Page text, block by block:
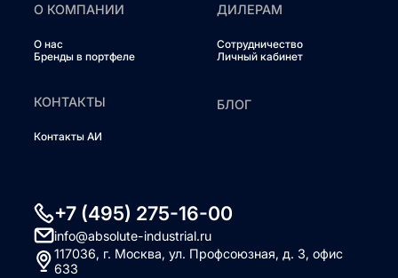
О КОМПАНИИ
О нас
Бренды в портфеле
ДИЛЕРАМ
Сотрудничество
Личный кабинет
КОНТАКТЫ
Контакты АИ
БЛОГ
+7 (495) 275-16-00
info@absolute-industrial.ru
117036, г. Москва, ул. Профсоюзная, д. 3, офис
633